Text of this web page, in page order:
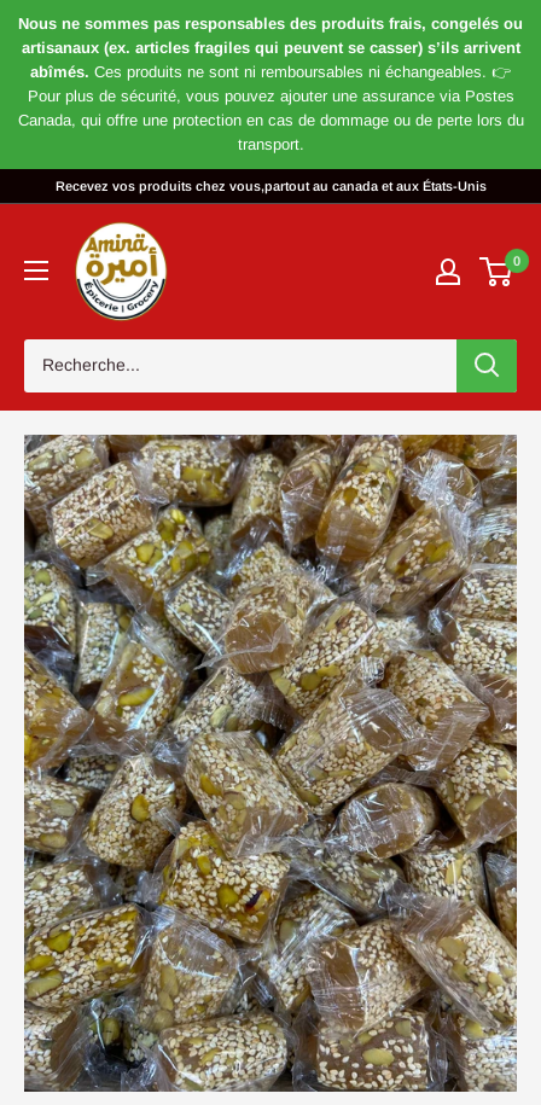
Nous ne sommes pas responsables des produits frais, congelés ou
artisanaux (ex. articles fragiles qui peuvent se casser) s’ils arrivent
abîmés. Ces produits ne sont ni remboursables ni échangeables. 👉
Pour plus de sécurité, vous pouvez ajouter une assurance via Postes
Canada, qui offre une protection en cas de dommage ou de perte lors du
transport.
Recevez vos produits chez vous,partout au canada et aux États-Unis
Magasin
Amira
0